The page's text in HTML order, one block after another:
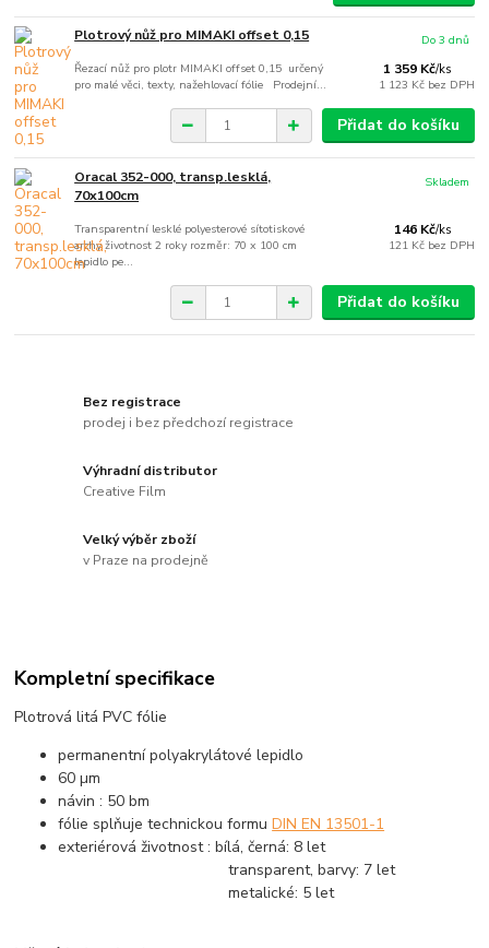
Plotrový nůž pro MIMAKI offset 0,15
Řezací nůž pro plotr MIMAKI offset 0,15 určený
pro malé věci, texty, nažehlovací fólie Prodejní...
1 359 Kč/ks
1 123 Kč bez DPH
Do 3 dnů
Přidat do košíku
Oracal 352-000, transp.lesklá,
70x100cm
Transparentní lesklé polyesterové sítotiskové
archy životnost 2 roky rozměr: 70 x 100 cm
lepidlo pe...
146 Kč/ks
121 Kč bez DPH
Skladem
Přidat do košíku
Bez registrace
prodej i bez předchozí registrace
Výhradní distributor
Creative Film
Velký výběr zboží
v Praze na prodejně
Kompletní specifikace
Plotrová litá PVC fólie
permanentní polyakrylátové lepidlo
60 µm
návin : 50 bm
fólie splňuje technickou formuDIN EN 13501-1
exteriérová životnost : bílá, černá: 8 let
transparent, barvy: 7 let
metalické: 5 let